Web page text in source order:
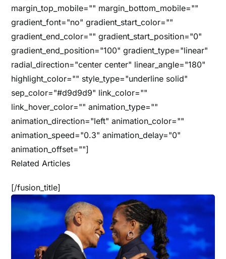
margin_top_mobile="" margin_bottom_mobile=""
gradient_font="no" gradient_start_color=""
gradient_end_color="" gradient_start_position="0"
gradient_end_position="100" gradient_type="linear"
radial_direction="center center" linear_angle="180"
highlight_color="" style_type="underline solid"
sep_color="#d9d9d9" link_color=""
link_hover_color="" animation_type=""
animation_direction="left" animation_color=""
animation_speed="0.3" animation_delay="0"
animation_offset=""]
Related Articles
[/fusion_title]